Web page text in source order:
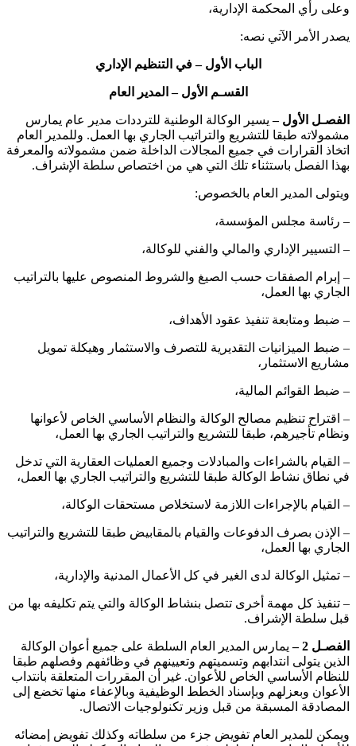
وعلى رأي المحكمة الإدارية،
يصدر الأمر الآتي نصه:
الباب الأول – في التنظيم الإداري
القسـم الأول – المدير العام
الفصـل الأول –يسير الوكالة الوطنية للترددات مدير عام يمارس
مشمولاته طبقا للتشريع والتراتيب الجاري بها العمل. وللمدير العام
اتخاذ القرارات في جميع المجالات الداخلة ضمن مشمولاته والمعرفة
بهذا الفصل باستثناء تلك التي هي من اختصاص سلطة الإشراف.
ويتولى المدير العام بالخصوص:
– رئاسة مجلس المؤسسة،
– التسيير الإداري والمالي والفني للوكالة،
– إبرام الصفقات حسب الصيغ والشروط المنصوص عليها بالتراتيب
الجاري بها العمل،
– ضبط ومتابعة تنفيذ عقود الأهداف،
– ضبط الميزانيات التقديرية للتصرف والاستثمار وهيكلة تمويل
مشاريع الاستثمار،
– ضبط القوائم المالية،
– اقتراح تنظيم مصالح الوكالة والنظام الأساسي الخاص لأعوانها
ونظام تأجيرهم، طبقا للتشريع والتراتيب الجاري بها العمل،
– القيام بالشراءات والمبادلات وجميع العمليات العقارية التي تدخل
في نطاق نشاط الوكالة طبقا للتشريع والتراتيب الجاري بها العمل،
– القيام بالإجراءات اللازمة لاستخلاص مستحقات الوكالة،
– الإذن بصرف الدفوعات والقيام بالمقابيض طبقا للتشريع والتراتيب
الجاري بها العمل،
– تمثيل الوكالة لدى الغير في كل الأعمال المدنية والإدارية،
– تنفيذ كل مهمة أخرى تتصل بنشاط الوكالة والتي يتم تكليفه بها من
قبل سلطة الإشراف.
الفصـل 2 –
يمارس المدير العام السلطة على جميع أعوان الوكالة
الذين يتولى انتدابهم وتسميتهم وتعيينهم في وظائفهم وفصلهم طبقا
للنظام الأساسي الخاص للأعوان. غير أن المقررات المتعلقة بانتداب
الأعوان وبعزلهم وبإسناد الخطط الوظيفية وبالإعفاء منها تخضع إلى
المصادقة المسبقة من قبل وزير تكنولوجيات الاتصال.
ويمكن للمدير العام تفويض جزء من سلطاته وكذلك تفويض إمضائه